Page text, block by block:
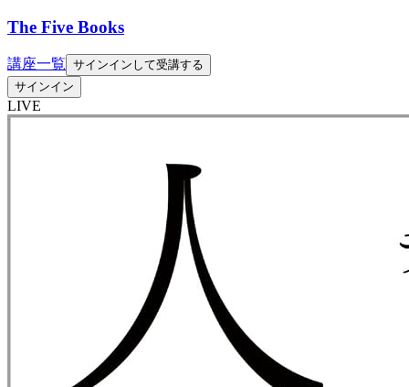
The Five Books
講座一覧 サインインして受講する
サインイン
LIVE